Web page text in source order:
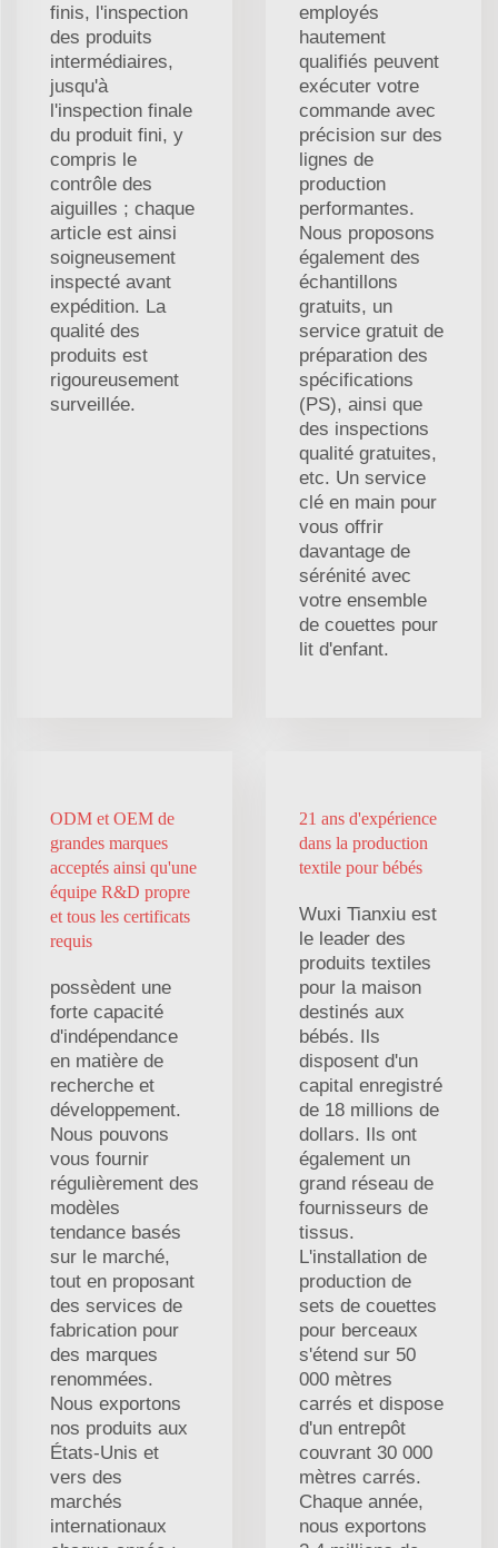
finis, l'inspection
des produits
intermédiaires,
jusqu'à
l'inspection finale
du produit fini, y
compris le
contrôle des
aiguilles ; chaque
article est ainsi
soigneusement
inspecté avant
expédition. La
qualité des
produits est
rigoureusement
surveillée.
employés
hautement
qualifiés peuvent
exécuter votre
commande avec
précision sur des
lignes de
production
performantes.
Nous proposons
également des
échantillons
gratuits, un
service gratuit de
préparation des
spécifications
(PS), ainsi que
des inspections
qualité gratuites,
etc. Un service
clé en main pour
vous offrir
davantage de
sérénité avec
votre ensemble
de couettes pour
lit d'enfant.
ODM et OEM de
grandes marques
acceptés ainsi qu'une
équipe R&D propre
et tous les certificats
requis
possèdent une
forte capacité
d'indépendance
en matière de
recherche et
développement.
Nous pouvons
vous fournir
régulièrement des
modèles
tendance basés
sur le marché,
tout en proposant
des services de
fabrication pour
des marques
renommées.
Nous exportons
nos produits aux
États-Unis et
vers des
marchés
internationaux
21 ans d'expérience
dans la production
textile pour bébés
Wuxi Tianxiu est
le leader des
produits textiles
pour la maison
destinés aux
bébés. Ils
disposent d'un
capital enregistré
de 18 millions de
dollars. Ils ont
également un
grand réseau de
fournisseurs de
tissus.
L'installation de
production de
sets de couettes
pour berceaux
s'étend sur 50
000 mètres
carrés et dispose
d'un entrepôt
couvrant 30 000
mètres carrés.
Chaque année,
nous exportons